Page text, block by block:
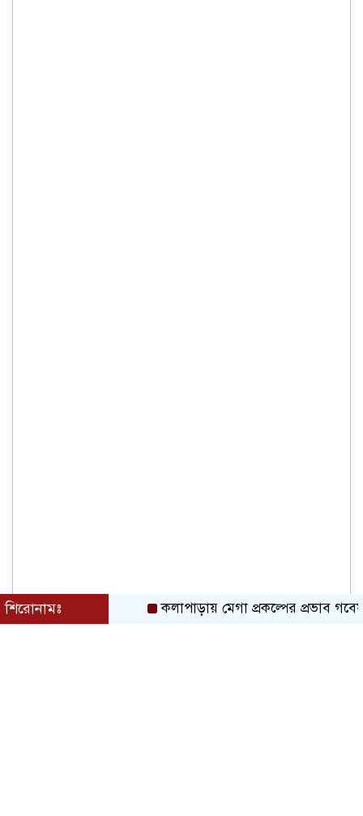
শিরোনামঃ কলাপাড়ায় মেগা প্রকল্পের প্রভাব